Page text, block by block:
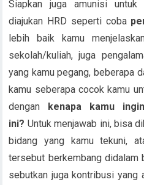
Siapkan juga amunisi untuk
diajukan HRD seperti coba
lebih baik kamu
sekolah/kuliah, juga
yang kamu pegang, beberapa
kamu seberapa cocok kamu
dengan kenapa kamu
ini? Untuk menjawab ini, bisa
bidang yang kamu tekuni,
tersebut berkembang didalam
sebutkan juga kontribusi yang